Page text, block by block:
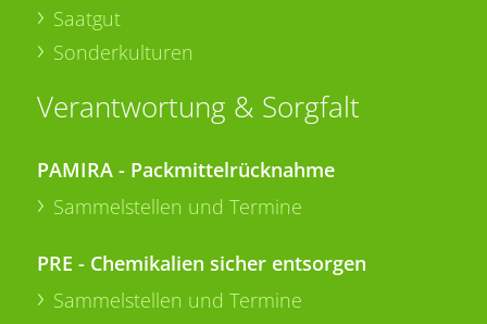
Saatgut
Sonderkulturen
Verantwortung & Sorgfalt
PAMIRA - Packmittelrücknahme
Sammelstellen und Termine
PRE - Chemikalien sicher entsorgen
Sammelstellen und Termine